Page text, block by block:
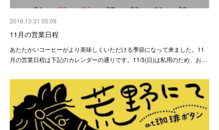
2019.10.31 05:09
11月の営業日程
あたたかいコーヒーがより美味しくいただける季節になって来ました。11
月の営業日程は下記のカレンダーの通りです。11/3(日)は私用のため、お…